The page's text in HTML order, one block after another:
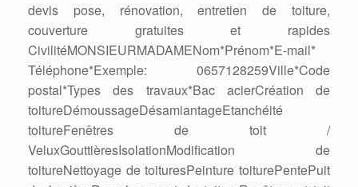
devis pose, rénovation, entretien de toiture,
couverture gratuites et rapides
CivilitéMONSIEURMADAMENom*Prénom*E-mail*
Téléphone*Exemple: 0657128259Ville*Code
postal*Types des travaux*Bac acierCréation de
toitureDémoussageDésamiantageEtanchéité
toitureFenêtres de toit /
VeluxGouttièresIsolationModification de
toitureNettoyage de toituresPeinture toiturePentePuit